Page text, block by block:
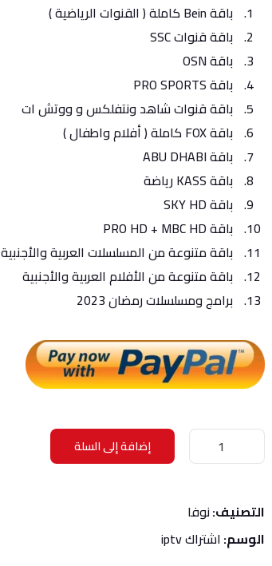
باقة Bein كاملة ( القنوات الرياضية )
باقة قنوات SSC
باقة OSN
باقة PRO SPORTS
باقة قنوات شاهد ونتفلكس و ووتش ات
باقة FOX كاملة ( أفلام واطفال )
باقة ABU DHABI
باقة KASS رياضة
باقة SKY HD
باقة PRO HD + MBC HD
باقة متنوعة من المسلسلات العربية والأجنبية
باقة متنوعة من الأفلام العربية والأجنبية
برامج ومسلسلات رمضان 2023
NOVA6M
إضافة إلى السلة
التصنيف:نوفا
الوسم: اشتراك iptv